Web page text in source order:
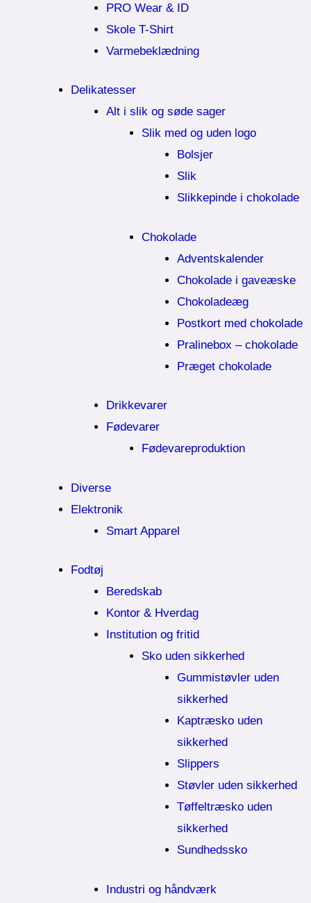
PRO Wear & ID
Skole T-Shirt
Varmebeklædning
Delikatesser
Alt i slik og søde sager
Slik med og uden logo
Bolsjer
Slik
Slikkepinde i chokolade
Chokolade
Adventskalender
Chokolade i gaveæske
Chokoladeæg
Postkort med chokolade
Pralinebox – chokolade
Præget chokolade
Drikkevarer
Fødevarer
Fødevareproduktion
Diverse
Elektronik
Smart Apparel
Fodtøj
Beredskab
Kontor & Hverdag
Institution og fritid
Sko uden sikkerhed
Gummistøvler uden
sikkerhed
Kaptræsko uden
sikkerhed
Slippers
Støvler uden sikkerhed
Tøffeltræsko uden
sikkerhed
Sundhedssko
Industri og håndværk